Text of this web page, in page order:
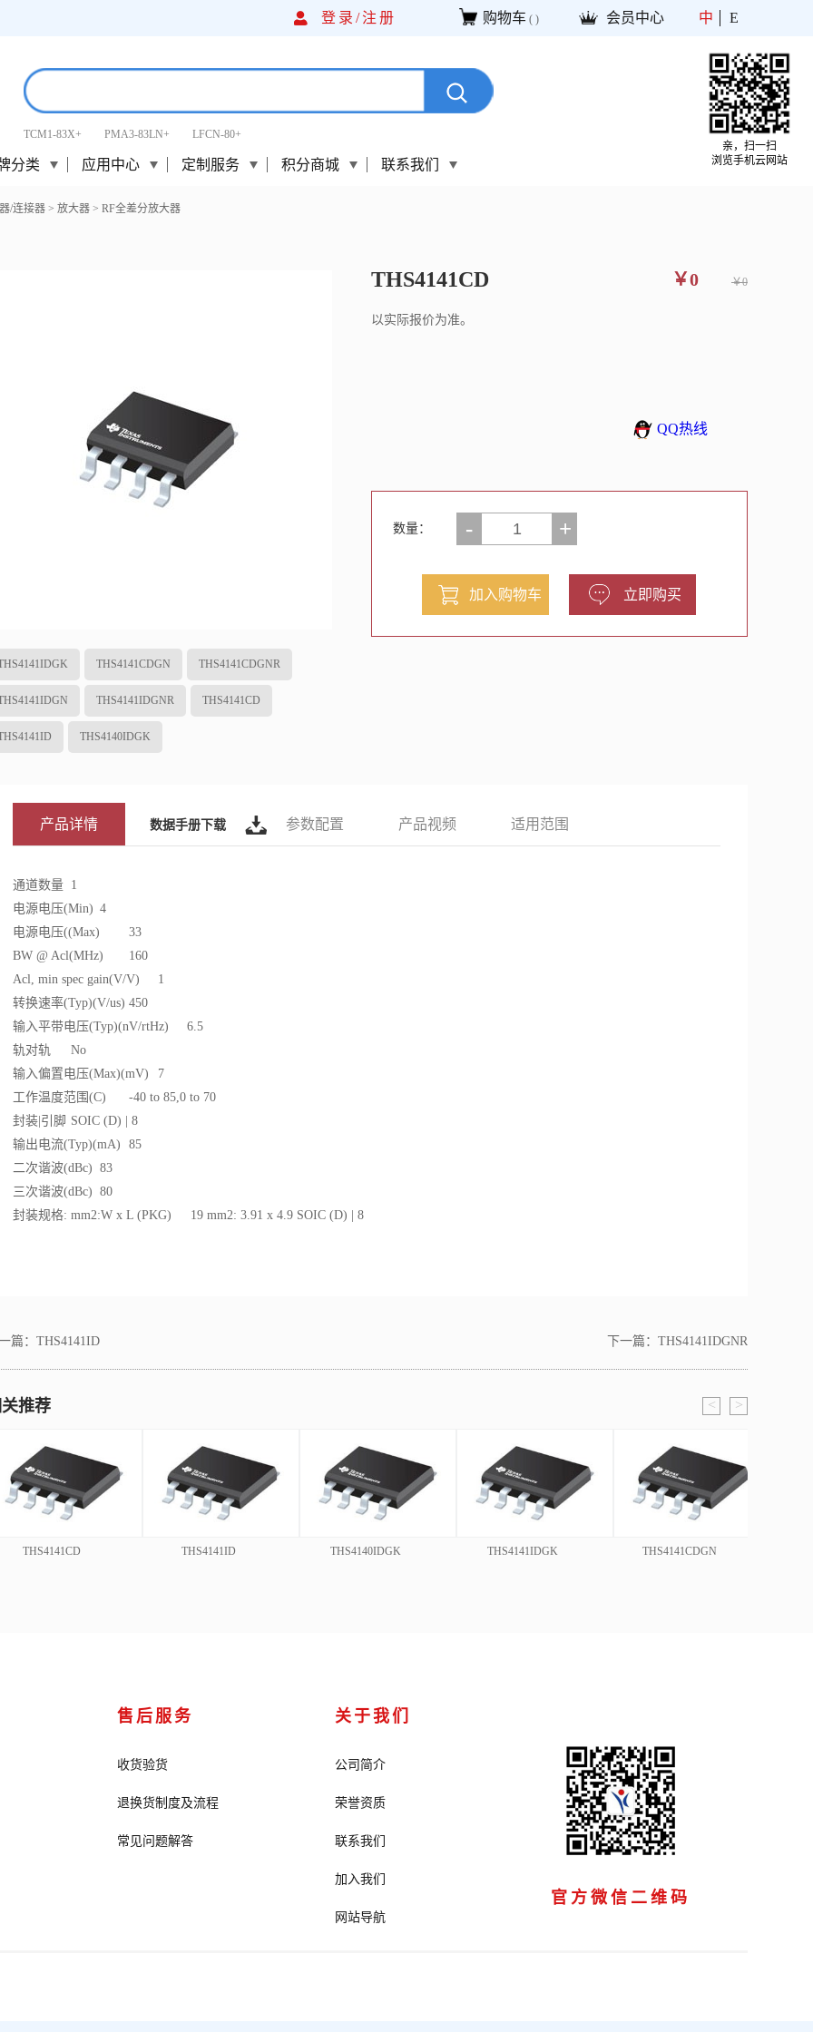
登录/注册 购物车 ( ) 会员中心 中 E
TCM1-83X+ PMA3-83LN+ LFCN-80+
分类 应用中心 定制服务 积分商城 联系我们
/连接器 > 放大器 > RF全差分放大器
THS4141CDGN THS4141CDGNR
THS4141IDGNR THS4141CD
THS4140IDGK
THS4141CD
以实际报价为准。
QQ热线
￥0 ￥0
数量： - +
产品详情 数据手册下载 参数配置 产品视频 适用范围
通道数量 1
电源电压(Min) 4
电源电压((Max)
33
BW @ Acl(MHz)
160
Acl, min spec gain(V/V)
1
转换速率(Typ)(V/us) 450
输入平带电压(Typ)(nV/rtHz)
6.5
轨对轨
No
输入偏置电压(Max)(mV)
7
工作温度范围(C)
-40 to 85,0 to 70
封装|引脚 SOIC (D) | 8
输出电流(Typ)(mA)
85
二次谐波(dBc) 83
三次谐波(dBc) 80
封装规格: mm2:W x L (PKG)
19 mm2: 3.91 x 4.9 SOIC (D) | 8
篇： THS4141ID 下一篇： THS4141IDGNR
推荐 <
THS4141CD THS4141ID THS4140IDGK THS4141IDGK THS4141CDGN
>
售后服务
收货验货
退换货制度及流程
常见问题解答
关于我们
公司简介
荣誉资质
联系我们
加入我们
网站导航
官方微信二维码
亲，扫一扫
浏览手机云网站